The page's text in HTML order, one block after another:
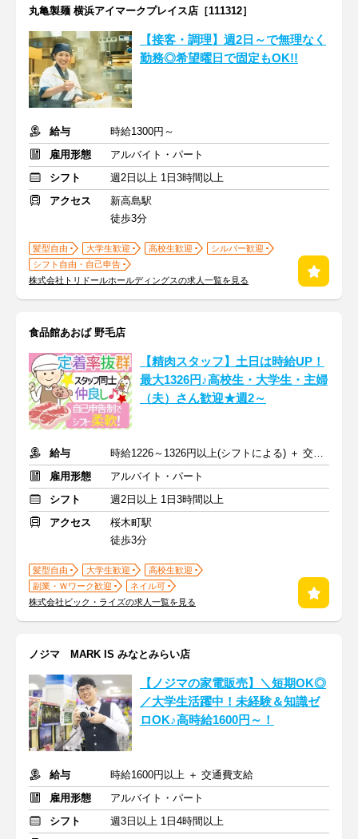
丸亀製麺 横浜アイマークプレイス店［111312］
【接客・調理】週2日～で無理なく
勤務◎希望曜日で固定もOK!!
給与
時給1300円～
雇用形態
アルバイト・パート
シフト
週2日以上 1日3時間以上
アクセス
新高島駅
徒歩3分
髪型自由 大学生歓迎 高校生歓迎
シルバー歓迎
シフト自由・自己申告
株式会社トリドールホールディングスの求人一覧を見る
食品館あおば 野毛店
【精肉スタッフ】土日は時給UP！
最大1326円♪高校生・大学生・主婦
（夫）さん歓迎★週2～
給与
時給1226～1326円以上(シフトによる) ＋ 交通費支給
雇用形態
アルバイト・パート
シフト
週2日以上 1日3時間以上
アクセス
桜木町駅
徒歩3分
髪型自由 大学生歓迎
高校生歓迎
副業・Ｗワーク歓迎
ネイル可
株式会社ビック・ライズの求人一覧を見る
ノジマ MARK IS みなとみらい店
【ノジマの家電販売】＼短期OK◎
／大学生活躍中！未経験＆知識ゼ
ロOK♪高時給1600円～！
給与
時給1600円以上 ＋ 交通費支給
雇用形態
アルバイト・パート
シフト
週3日以上 1日4時間以上